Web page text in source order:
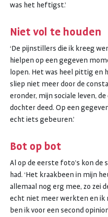
was het heftigst.’
Niet vol te houden
‘De pijnstillers die ik kreeg
hielpen op een gegeven
lopen. Het was heel pittig en
sliep niet meer door de
eronder, mijn sociale leven,
dochter deed. Op een
echt iets gebeuren.’
Bot op bot
Al op de eerste foto’s kon de
had. ‘Het kraakbeen in mijn
allemaal nog erg mee, zo zei
echt niet meer werkten en ik
ben ik voor een second